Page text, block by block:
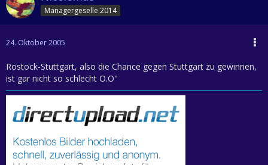
Managergeselle 2014
24. Oktober 2005
Rostock-Stuttgart, also die Chance gegen Stuttgart zu gewinnen,
ist gar nicht so schlecht O.O"